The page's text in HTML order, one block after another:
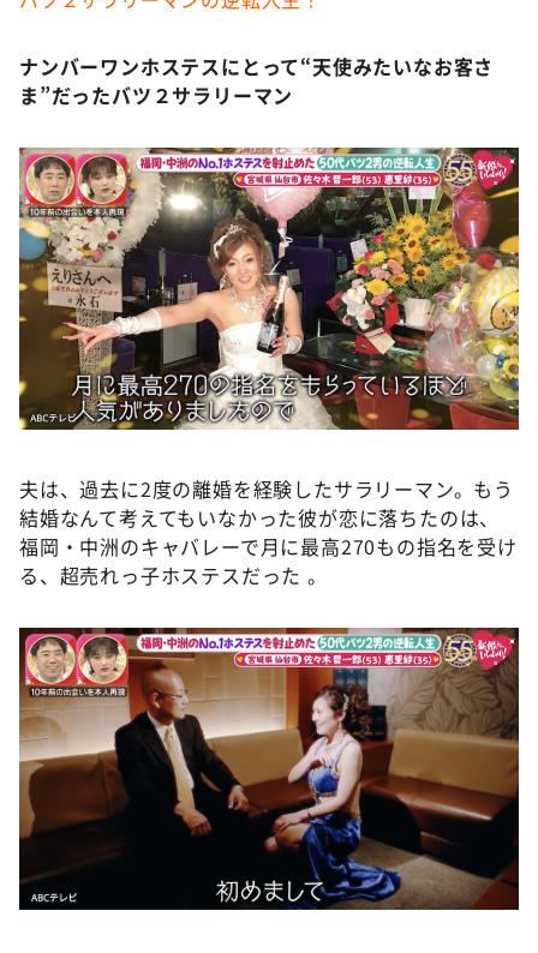
ナンバーワンホステスにとって“天使みたいなお客さ
ま”だったバツ２サラリーマン
夫は、過去に2度の離婚を経験したサラリーマン。もう
結婚なんて考えてもいなかった彼が恋に落ちたのは、
福岡・中洲のキャバレーで月に最高270もの指名を受け
る、超売れっ子ホステスだった 。